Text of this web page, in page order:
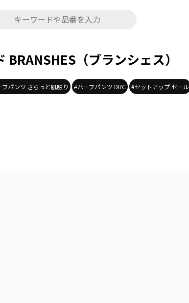
（ブランシェス）
フパンツ さらっと肌触り #ハーフパンツ DRC #セットアップ セール